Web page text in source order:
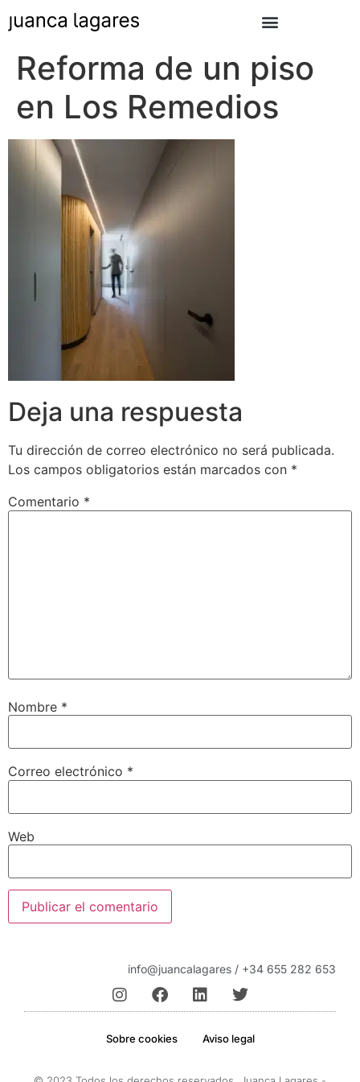
Reforma de un piso
en Los Remedios
Deja una respuesta
Tu dirección de correo electrónico no será publicada.
Los campos obligatorios están marcados con *
Comentario *
Nombre *
Correo electrónico *
Web
info@juancalagares / +34 655 282 653
Sobre cookies Aviso legal